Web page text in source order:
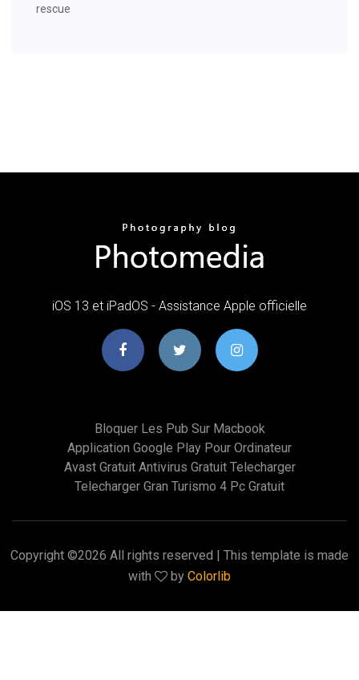
rescue
iOS 13 et iPadOS - Assistance Apple officielle
Bloquer Les Pub Sur Macbook
Application Google Play Pour Ordinateur
Avast Gratuit Antivirus Gratuit Telecharger
Telecharger Gran Turismo 4 Pc Gratuit
Copyright ©2026 All rights reserved | This template is made
with
by Colorlib